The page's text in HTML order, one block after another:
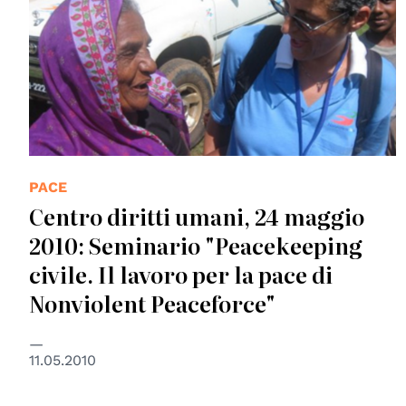
PACE
Centro diritti umani, 24 maggio
2010: Seminario "Peacekeeping
civile. Il lavoro per la pace di
Nonviolent Peaceforce"
11.05.2010